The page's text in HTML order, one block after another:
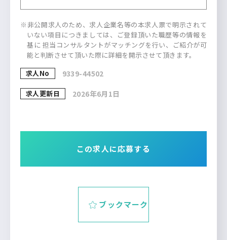
※非公開求人のため、求人企業名等の本求人票で明示されて
いない項目につきましては、ご登録頂いた職歴等の情報を
基に 担当コンサルタントがマッチングを行い、ご紹介が可
能と判断させて頂いた際に詳細を開示させて頂きます。
求人No
9339-44502
求人更新日 2026年6月1日
この求人に応募する
ブックマーク